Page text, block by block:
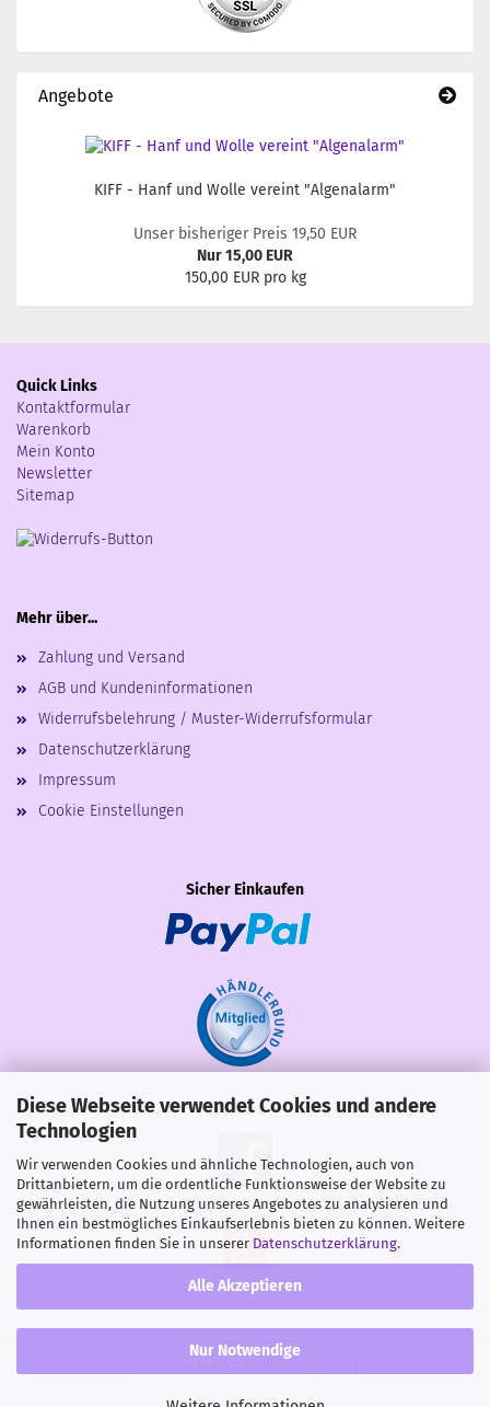
Diese Webseite verwendet Cookies und andere
Technologien
Wir verwenden Cookies und ähnliche Technologien, auch von
Drittanbietern, um die ordentliche Funktionsweise der Website zu
gewährleisten, die Nutzung unseres Angebotes zu analysieren und
Ihnen ein bestmögliches Einkaufserlebnis bieten zu können. Weitere
Informationen finden Sie in unserer Datenschutzerklärung.
Alle Akzeptieren
Nur Notwendige
Angebote
KIFF - Hanf und Wolle vereint "Algenalarm"
Unser bisheriger Preis 19,50 EUR
Nur 15,00 EUR
150,00 EUR pro kg
Quick Links
Kontaktformular
Warenkorb
Mein Konto
Newsletter
Sitemap
Mehr über...
Zahlung und Versand
AGB und Kundeninformationen
Widerrufsbelehrung / Muster-Widerrufsformular
Datenschutzerklärung
Impressum
Cookie Einstellungen
Sicher Einkaufen
Share